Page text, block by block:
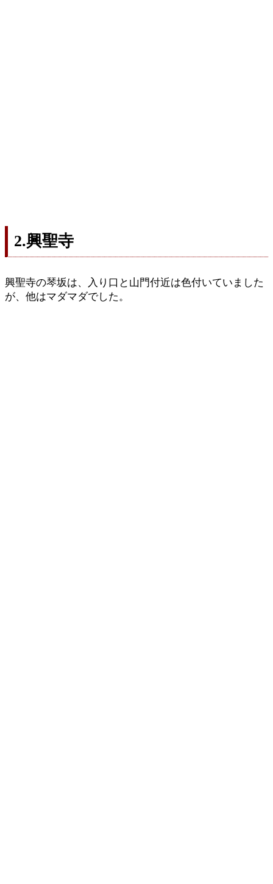
2.興聖寺
興聖寺の琴坂は、入り口と山門付近は色付いていました
が、他はマダマダでした。